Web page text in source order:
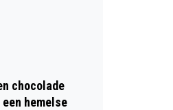
chocolade
hemelse